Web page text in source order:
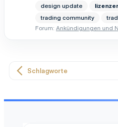
design update
trading community
Forum: Ankündigungen und
Schlagworte